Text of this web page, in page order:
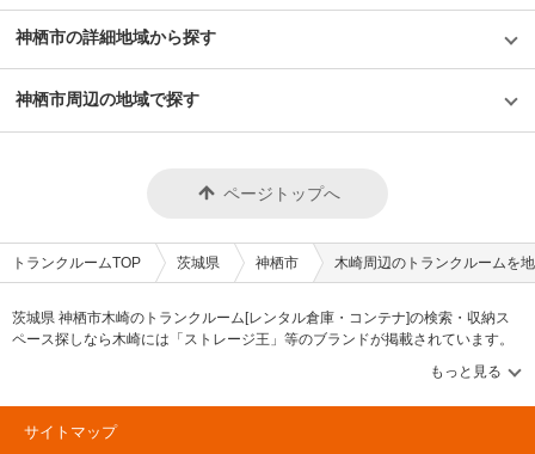
神栖市の詳細地域から探す
神栖市周辺の地域で探す
ページトップへ
トランクルームTOP 茨城県 神栖市 木崎周辺のトランクルームを
茨城県 神栖市木崎のトランクルーム[レンタル倉庫・コンテナ]の検索・収納ス
ペース探しなら木崎には「ストレージ王」等のブランドが掲載されています。
借りたい地域から探して、広さ・料金[賃料]・セキュリティ・空調完備・24時間
出し入れ可能などの希望条件で絞込み！豊富な物件数から様々な方法でご希望
の収納スペースを簡単に探せるトランクルーム情報サイトです。木崎で気にな
るトランクルームを見つけたら、メールか電話でお問合せが可能です（無
サイトマップ